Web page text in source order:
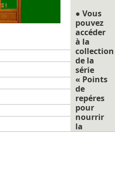
● Vous
pouvez
accéder
à la
collection
de la
série
« Points
de
repéres
pour
nourrir
la